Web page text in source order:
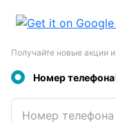
Получайте новые акции
Номер телефона
Номер телефона